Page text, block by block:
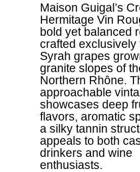
Maison Guigal’s
Hermitage Vin
bold yet balanced
crafted exclusively
Syrah grapes
granite slopes of
Northern Rhône.
approachable
showcases deep
flavors, aromatic
a silky tannin
appeals to both
drinkers and wine
enthusiasts.